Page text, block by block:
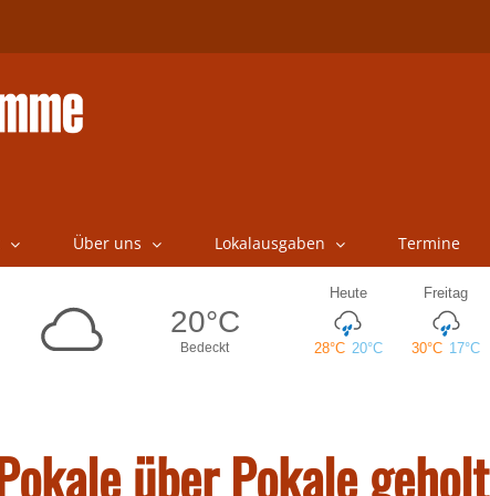
Über uns Lokalausgaben Termine
über Pokale geholt